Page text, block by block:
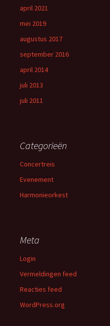
april 2021
mei 2019
augustus 2017
september 2016
april 2014
juli 2013
juli 2011
Categorieën
Concertreis
Evenement
Harmonieorkest
Meta
Login
Vermeldingen feed
Reacties feed
WordPress.org